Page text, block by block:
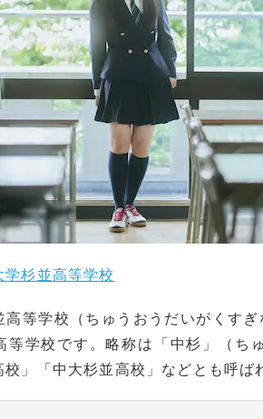
杉並高等学校
高等学校（ちゅうおうだいがくす
等学校です。略称は「中杉」（ち
校」「中大杉並高校」などとも呼ば